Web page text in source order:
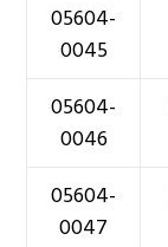
05604-
0045
05604-
0046
05604-
0047